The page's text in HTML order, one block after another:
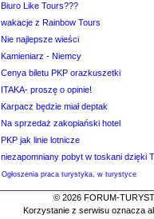
Biuro Like Tours???
wakacje z Rainbow Tours
Nie najlepsze wieści
Kamieniarz - Niemcy
Cenya biletu PKP orazkuszetki
ITAKA- proszę o opinie!
Karpacz będzie miał deptak
Na sprzedaż zakopiański hotel
PKP jak linie lotnicze
niezapomniany pobyt w toskani dzięki
Ogłoszenia praca turystyka, w turystyce
© 2026 FORUM-
Korzystanie z serwisu oznacza